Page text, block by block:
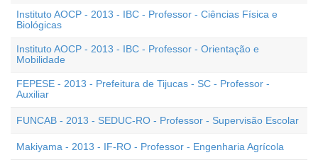
Instituto AOCP - 2013 - IBC - Professor - Ciências Física e
Biológicas
Instituto AOCP - 2013 - IBC - Professor - Orientação e
Mobilidade
FEPESE - 2013 - Prefeitura de Tijucas - SC - Professor -
Auxiliar
FUNCAB - 2013 - SEDUC-RO - Professor - Supervisão Escolar
Makiyama - 2013 - IF-RO - Professor - Engenharia Agrícola